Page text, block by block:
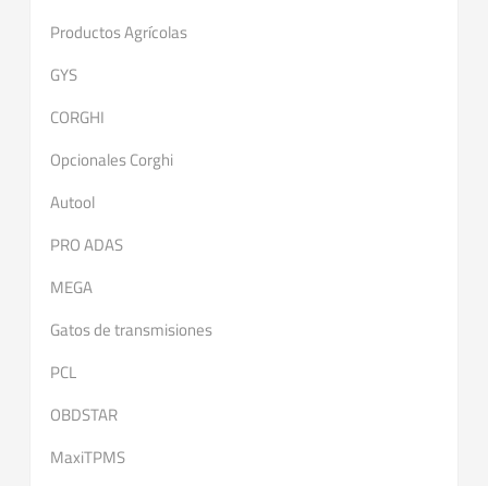
Productos Agrícolas
GYS
CORGHI
Opcionales Corghi
Autool
PRO ADAS
MEGA
Gatos de transmisiones
PCL
OBDSTAR
MaxiTPMS